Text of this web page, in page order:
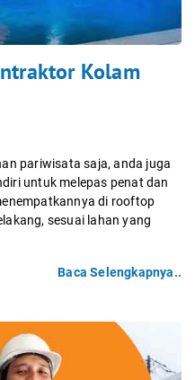
Kolam
pariwisata saja, anda juga
untuk melepas penat dan
di rooftop
sesuai lahan yang
Baca Selengkapnya..